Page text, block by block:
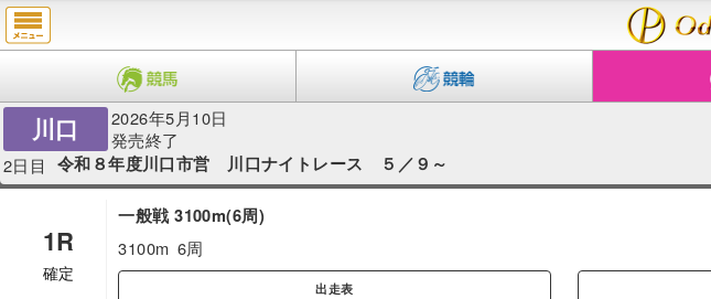
川口
2026年5月10日
発売終了
2日目
令和８年度川口市営 川口ナイトレース ５／９～
1R
確定
一般戦 3100m(6周)
3100m 6周
出走表